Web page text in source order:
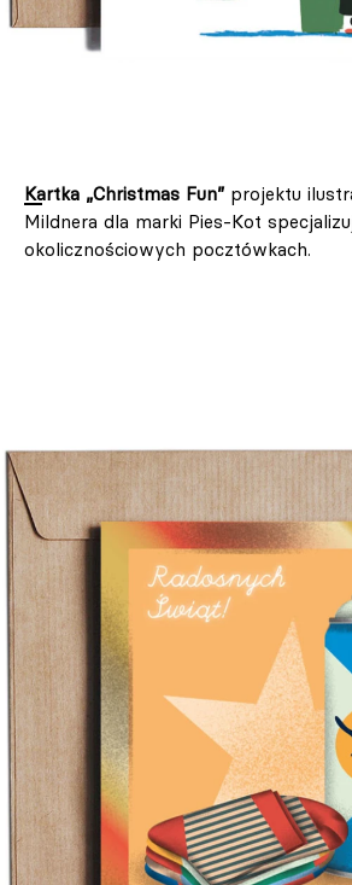
Kartka „Christmas Fun” projektu
Mildnera dla marki Pies-Kot
okolicznościowych pocztówkach.